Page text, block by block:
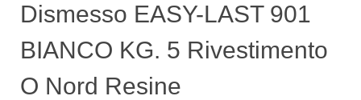
Dismesso EASY-LAST 901
BIANCO KG. 5 Rivestimento
O Nord Resine